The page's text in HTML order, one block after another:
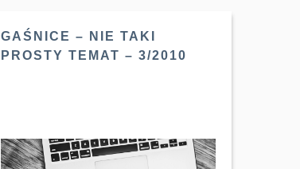
GAŚNICE – NIE TAKI
PROSTY TEMAT – 3/2010